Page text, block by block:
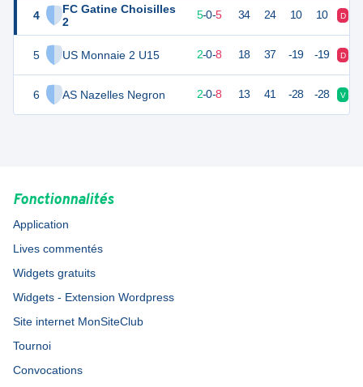
4
FC Gatine Choisilles
2
5 US Monnaie 2 U15
6 AS Nazelles Negron
15 10 5-0-5 34 24 10 10 D
6 2-0-8 18 37 -19 -19 D
5 2-0-8 13 41 -28 -28 V
Fonctionnalités
Application
Lives commentés
Widgets gratuits
Widgets - Extension Wordpress
Site internet MonSiteClub
Tournoi
Convocations